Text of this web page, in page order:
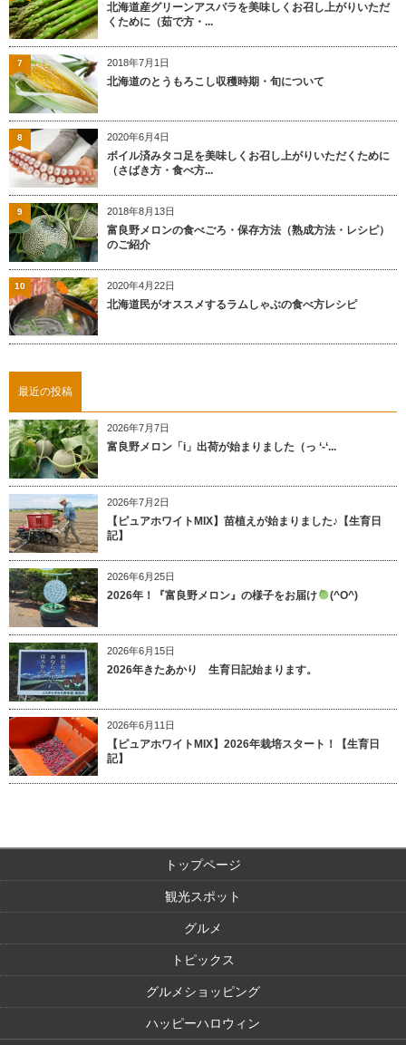
北海道産グリーンアスパラを美味しくお召し上がりいただ
くために（茹で方・...
2018年7月1日
北海道のとうもろこし収穫時期・旬について
7
2020年6月4日
ボイル済みタコ足を美味しくお召し上がりいただくために
（さばき方・食べ方...
8
2018年8月13日
富良野メロンの食べごろ・保存方法（熟成方法・レシピ）
のご紹介
9
2020年4月22日
北海道民がオススメするラムしゃぶの食べ方レシピ
10
最近の投稿
2026年7月7日
富良野メロン「i」出荷が始まりました（っ ‘-‘...
2026年7月2日
【ピュアホワイトMIX】苗植えが始まりました♪【生育日
記】
2026年6月25日
2026年！『富良野メロン』の様子をお届け (^O^)
2026年6月15日
2026年きたあかり 生育日記始まります。
2026年6月11日
【ピュアホワイトMIX】2026年栽培スタート！【生育日
記】
トップページ
観光スポット
グルメ
トピックス
グルメショッピング
ハッピーハロウィン